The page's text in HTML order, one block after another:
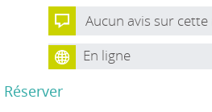
Aucun avis sur cette
En ligne
Réserver